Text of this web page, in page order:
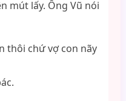
mút lấy. Ông Vũ nói
thôi chứ vợ con nãy